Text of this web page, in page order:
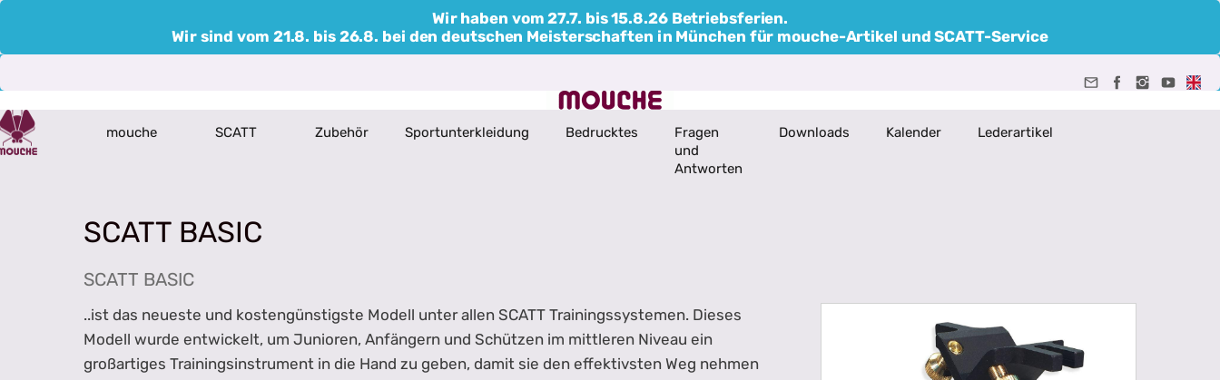
Wir haben vom 27.7. bis 15.8.26 Betriebsferien.
Wir sind vom 21.8. bis 26.8. bei den deutschen Meisterschaften in München für mouche-Artikel und SCATT-Service
mouche SCATT Zubehör Sportunterkleidung Bedrucktes
Fragen
und
Antworten
Downloads Kalender Lederartikel
SCATT BASIC
SCATT BASIC
..ist das neueste und kostengünstigste Modell unter allen SCATT Trainingssystemen. Dieses
Modell wurde entwickelt, um Junioren, Anfängern und Schützen im mittleren Niveau ein
großartiges Trainingsinstrument in die Hand zu geben, damit sie den effektivsten Weg nehmen